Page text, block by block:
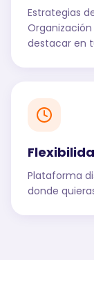
Estrategias
destacar en
Plataforma
donde